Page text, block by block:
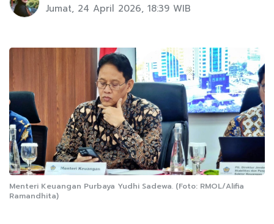
Jumat, 24 April 2026, 18:39 WIB
Menteri Keuangan Purbaya Yudhi Sadewa. (Foto: RMOL/Alifia
Ramandhita)